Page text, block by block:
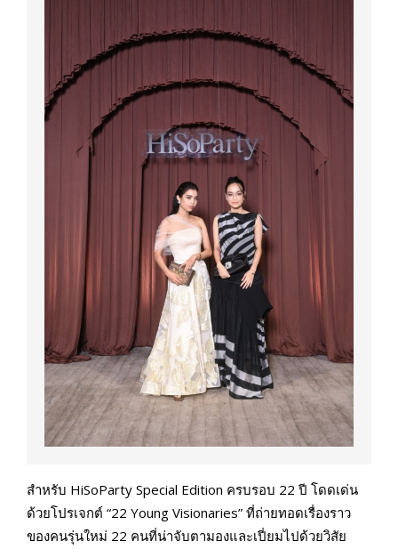
สำหรับ HiSoParty Special Edition ครบรอบ 22 ปี โดดเด่น
ด้วยโปรเจกต์ “22 Young Visionaries” ที่ถ่ายทอดเรื่องราว
ของคนรุ่นใหม่ 22 คนที่น่าจับตามองและเปี่ยมไปด้วยวิสัย